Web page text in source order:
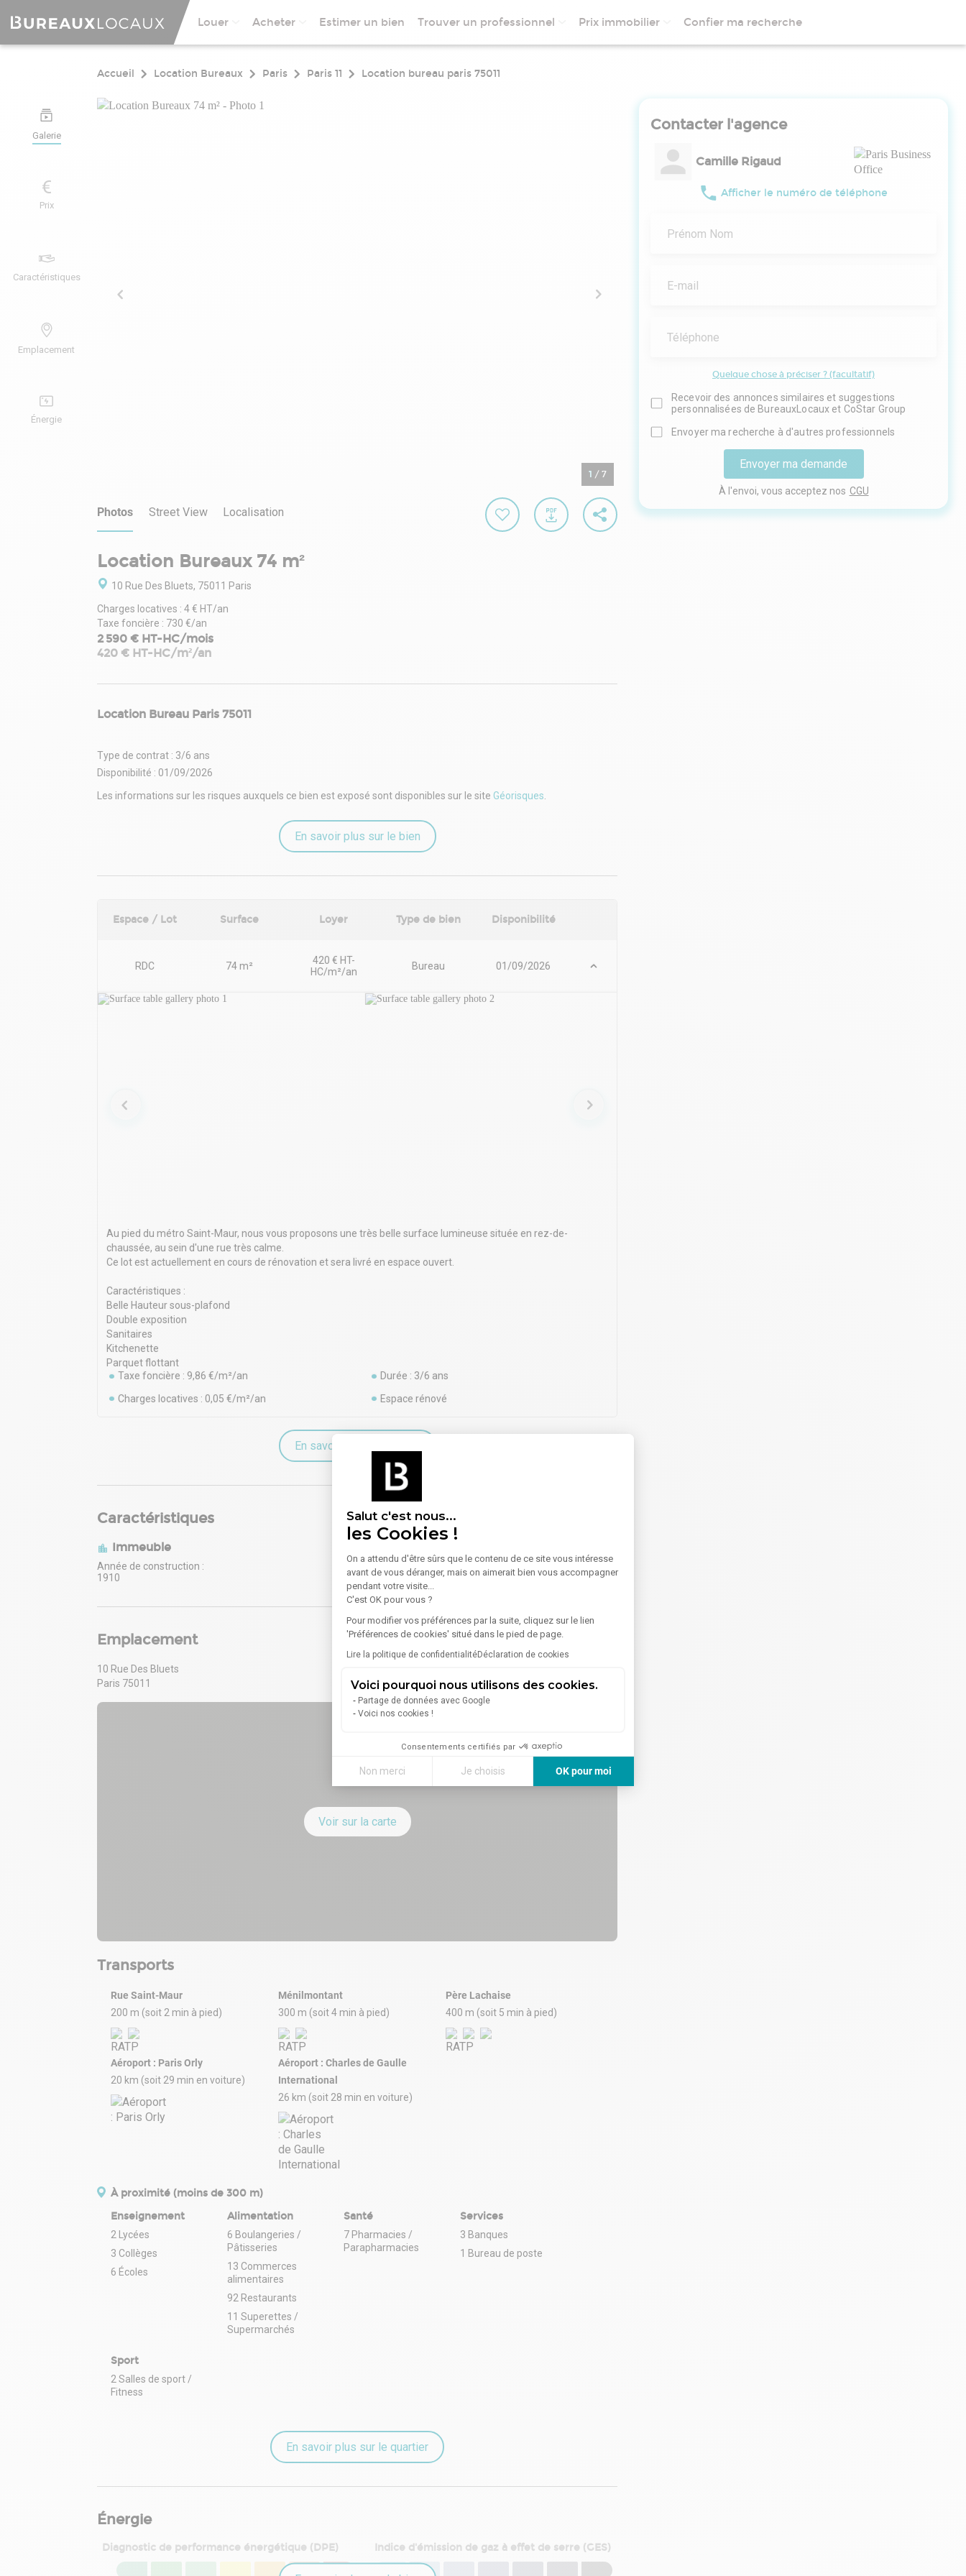
Salut c'est nous...
les Cookies !
On a attendu d'être sûrs que le contenu de ce site vous intéresse
avant de vous déranger, mais on aimerait bien vous accompagner
pendant votre visite...
C'est OK pour vous ?
Pour modifier vos préférences par la suite, cliquez sur le lien
'Préférences de cookies' situé dans le pied de page.
Lire la politique de confidentialitéDéclaration de cookies
Voici pourquoi nous utilisons des cookies.
Partage de données avec Google
Voici nos cookies !
Consentements certifiés par
Non merci Je choisis OK pour moi
Notre plateforme vous permet d'adapter et de gérer vos paramètres de confidentialité, en garantissant la conformité avec
Louer Acheter Estimer un bien Trouver un professionnel Prix immobilier Confier ma recherche
Galerie
Prix
Caractéristiques
Emplacement
Énergie
Accueil Location Bureaux Paris Paris 11 Location bureau paris 75011
1 / 7
Photos Street View Localisation
Location Bureaux 74 m²
10 Rue Des Bluets, 75011 Paris
Charges locatives : 4 € HT/an
Taxe foncière : 730 €/an
2 590 € HT-HC/mois
420 € HT-HC/m²/an
Location Bureau Paris 75011
Type de contrat : 3/6 ans
Disponibilité : 01/09/2026
Les informations sur les risques auxquels ce bien est exposé sont disponibles sur le site Géorisques.
En savoir plus sur le bien
Espace / Lot Surface Loyer Type de bien Disponibilité
RDC 74 m²
420 € HT-
HC/m²/an
Bureau 01/09/2026
Au pied du métro Saint-Maur, nous vous proposons une très belle surface lumineuse située en rez-de-
chaussée, au sein d'une rue très calme.
Ce lot est actuellement en cours de rénovation et sera livré en espace ouvert.
Caractéristiques :
Belle Hauteur sous-plafond
Double exposition
Sanitaires
Kitchenette
Parquet flottant
Taxe foncière : 9,86 €/m²/an
Durée : 3/6 ans
Charges locatives : 0,05 €/m²/an
Espace rénové
En savoir plus sur le bien
Caractéristiques
Immeuble
Année de construction :
1910
Emplacement
10 Rue Des Bluets
Paris 75011
Voir sur la carte
Transports
Rue Saint-Maur
200 m (soit 2 min à pied)
Ménilmontant
300 m (soit 4 min à pied)
Père Lachaise
400 m (soit 5 min à pied)
Aéroport : Paris Orly
20 km (soit 29 min en voiture)
Aéroport : Charles de Gaulle
International
26 km (soit 28 min en voiture)
À proximité (moins de 300 m)
Enseignement
2 Lycées
3 Collèges
6 Écoles
Alimentation
6 Boulangeries /
Pâtisseries
13 Commerces
alimentaires
92 Restaurants
11 Superettes /
Supermarchés
Santé
7 Pharmacies /
Parapharmacies
Services
3 Banques
1 Bureau de poste
Sport
2 Salles de sport /
Fitness
En savoir plus sur le quartier
Énergie
Diagnostic de performance énergétique (DPE) Indice d'émission de gaz à effet de serre (GES)
Contacter l'agence
Camille Rigaud
Afficher le numéro de téléphone
Prénom Nom
E-mail
Téléphone
Quelque chose à préciser ? (facultatif)
Recevoir des annonces similaires et suggestions
personnalisées de BureauxLocaux et CoStar Group
Envoyer ma recherche à d'autres professionnels
Envoyer ma demande
À l'envoi, vous acceptez nos CGU